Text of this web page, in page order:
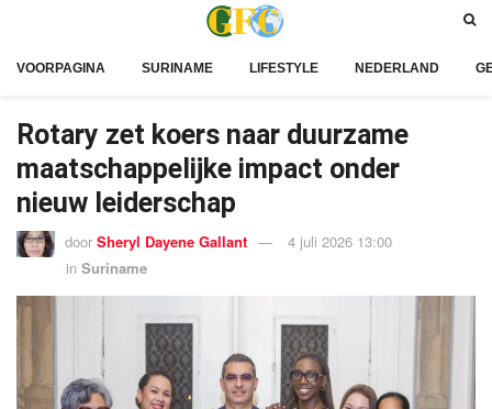
VOORPAGINA SURINAME LIFESTYLE NEDERLAND
Rotary zet koers naar duurzame
maatschappelijke impact onder
nieuw leiderschap
door Sheryl Dayene Gallant
4 juli 2026 13:00
in Suriname